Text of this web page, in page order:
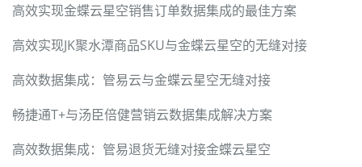
高效实现金蝶云星空销售订单数据集成的最佳方案
高效实现JK聚水潭商品SKU与金蝶云星空的无缝对接
高效数据集成：管易云与金蝶云星空无缝对接
畅捷通T+与汤臣倍健营销云数据集成解决方案
高效数据集成：管易退货无缝对接金蝶云星空